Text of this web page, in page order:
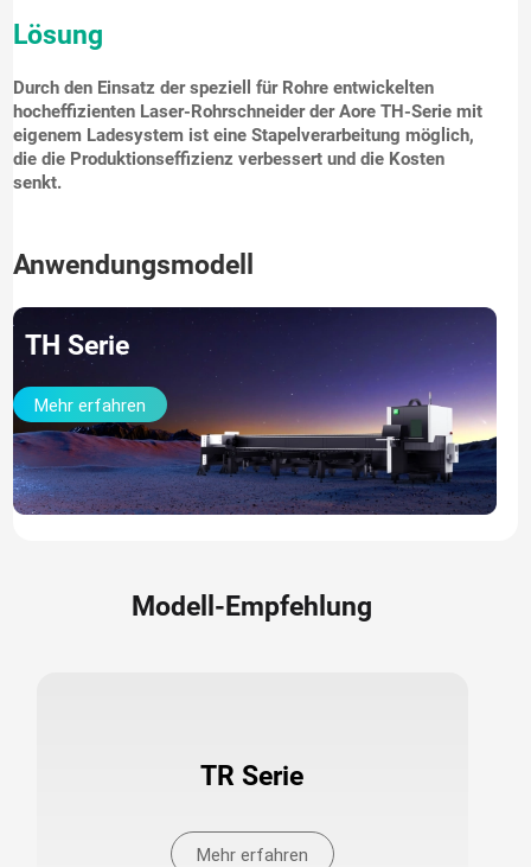
Lösung
Durch den Einsatz der speziell für Rohre entwickelten
hocheffizienten Laser-Rohrschneider der Aore TH-Serie mit
eigenem Ladesystem ist eine Stapelverarbeitung möglich,
die die Produktionseffizienz verbessert und die Kosten
senkt.
Anwendungsmodell
TH Serie
Mehr erfahren
Modell-Empfehlung
TR Serie
Mehr erfahren